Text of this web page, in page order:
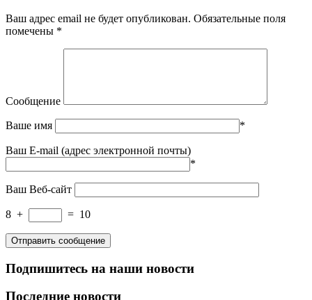
Ваш адрес email не будет опубликован. Обязательные поля
помечены *
Сообщение
Ваше имя *
Ваш E-mail (адрес электронной почты)
*
Ваш Веб-сайт
8 + = 10
Подпишитесь на наши новости
Последние новости